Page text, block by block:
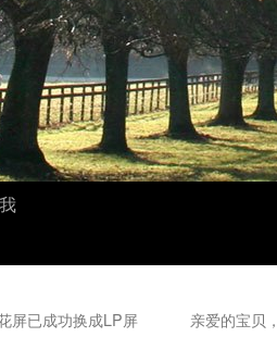
屏已成功换成LP屏 亲爱的宝贝